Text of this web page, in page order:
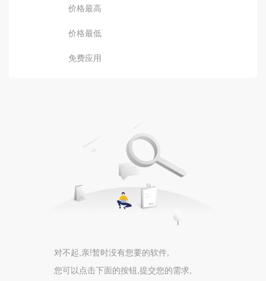
价格最高
价格最低
免费应用
对不起,亲!暂时没有您要的软件,
您可以点击下面的按钮,提交您的需求,